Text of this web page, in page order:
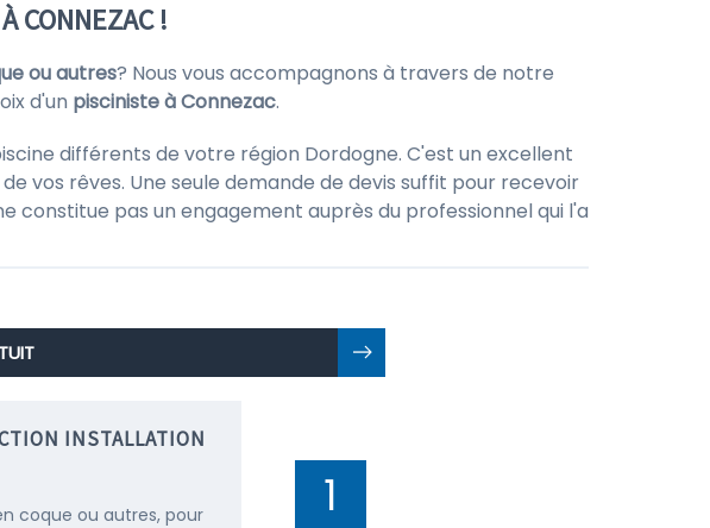
CONNEZAC !
ou autres? Nous vous accompagnons à travers de notre
d'un pisciniste à Connezac.
différents de votre région Dordogne. C'est un excellent
vos rêves. Une seule demande de devis suffit pour recevoir
constitue pas un engagement auprès du professionnel qui l'a
INSTALLATION
coque ou autres, pour
1